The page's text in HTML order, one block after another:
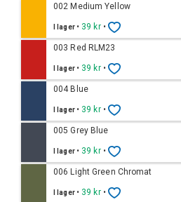
002 Medium Yellow
I lager • 39 kr •
003 Red RLM23
I lager • 39 kr •
004 Blue
I lager • 39 kr •
005 Grey Blue
I lager • 39 kr •
006 Light Green Chromat
I lager • 39 kr •